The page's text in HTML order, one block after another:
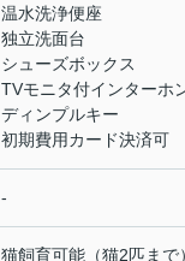
温水洗浄便座
独立洗面台
シューズボックス
TVモニタ付インターホ
ディンプルキー
初期費用カード決済可
-
猫飼育可能（猫2匹まで）